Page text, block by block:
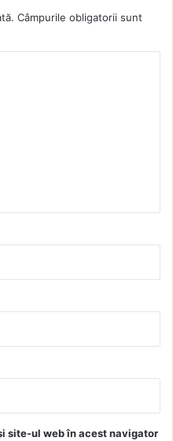
Câmpurile obligatorii sunt
site-ul web în acest navigator